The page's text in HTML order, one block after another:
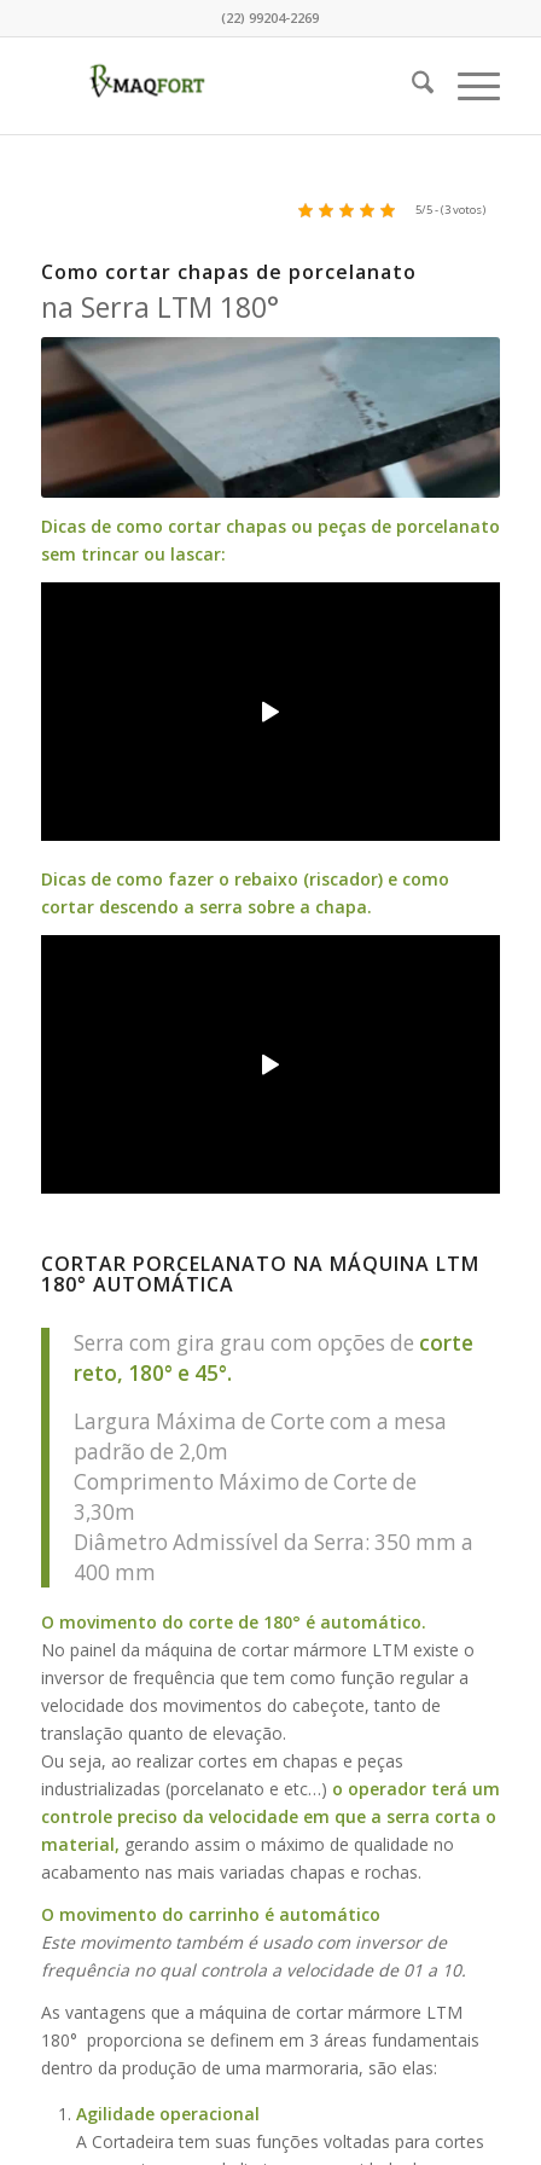
(22) 99204-2269
5/5 - (3 votos)
Como cortar chapas de porcelanato
na Serra LTM 180°
Dicas de como cortar chapas ou peças de porcelanato
sem trincar ou lascar:
Dicas de como fazer o rebaixo (riscador) e como
cortar descendo a serra sobre a chapa.
CORTAR PORCELANATO NA MÁQUINA LTM
180° AUTOMÁTICA
Serra com gira grau com opções de corte
reto, 180° e 45°.
Largura Máxima de Corte com a mesa
padrão de 2,0m
Comprimento Máximo de Corte de
3,30m
Diâmetro Admissível da Serra: 350 mm a
400 mm
O movimento do corte de 180° é automático.
No painel da máquina de cortar mármore LTM existe o
inversor de frequência que tem como função regular a
velocidade dos movimentos do cabeçote, tanto de
translação quanto de elevação.
Ou seja, ao realizar cortes em chapas e peças
industrializadas (porcelanato e etc…) o operador terá um
controle preciso da velocidade em que a serra corta o
material, gerando assim o máximo de qualidade no
acabamento nas mais variadas chapas e rochas.
O movimento do carrinho é automático
Este movimento também é usado com inversor de
frequência no qual controla a velocidade de 01 a 10.
As vantagens que a máquina de cortar mármore LTM
180° proporciona se definem em 3 áreas fundamentais
dentro da produção de uma marmoraria, são elas:
Agilidade operacional
A Cortadeira tem suas funções voltadas para cortes